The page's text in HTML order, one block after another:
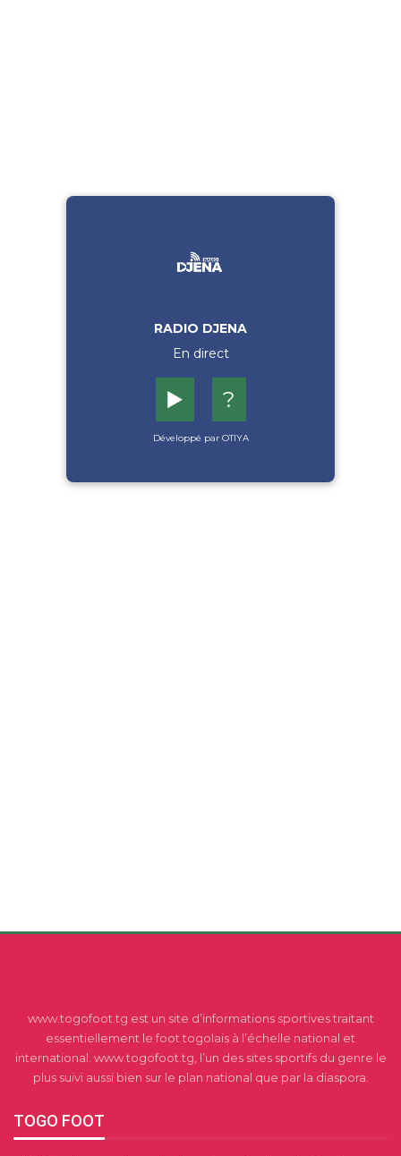
RADIO DJENA
En direct
▶️ ?
Développé par OTIYA
www.togofoot.tg est un site d’informations sportives traitant
essentiellement le foot togolais à l’échelle national et
international. www.togofoot.tg, l’un des sites sportifs du genre le
plus suivi aussi bien sur le plan national que par la diaspora.
TOGO FOOT